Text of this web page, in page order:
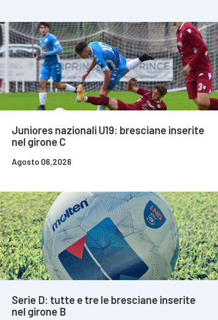
Juniores nazionali U19: bresciane inserite
nel girone C
Agosto 06,2026
Serie D: tutte e tre le bresciane inserite
nel girone B